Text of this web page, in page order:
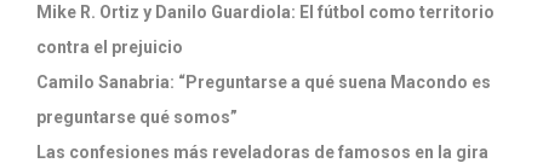
Mike R. Ortiz y Danilo Guardiola: El fútbol como territorio
contra el prejuicio
Camilo Sanabria: “Preguntarse a qué suena Macondo es
preguntarse qué somos”
Las confesiones más reveladoras de famosos en la gira